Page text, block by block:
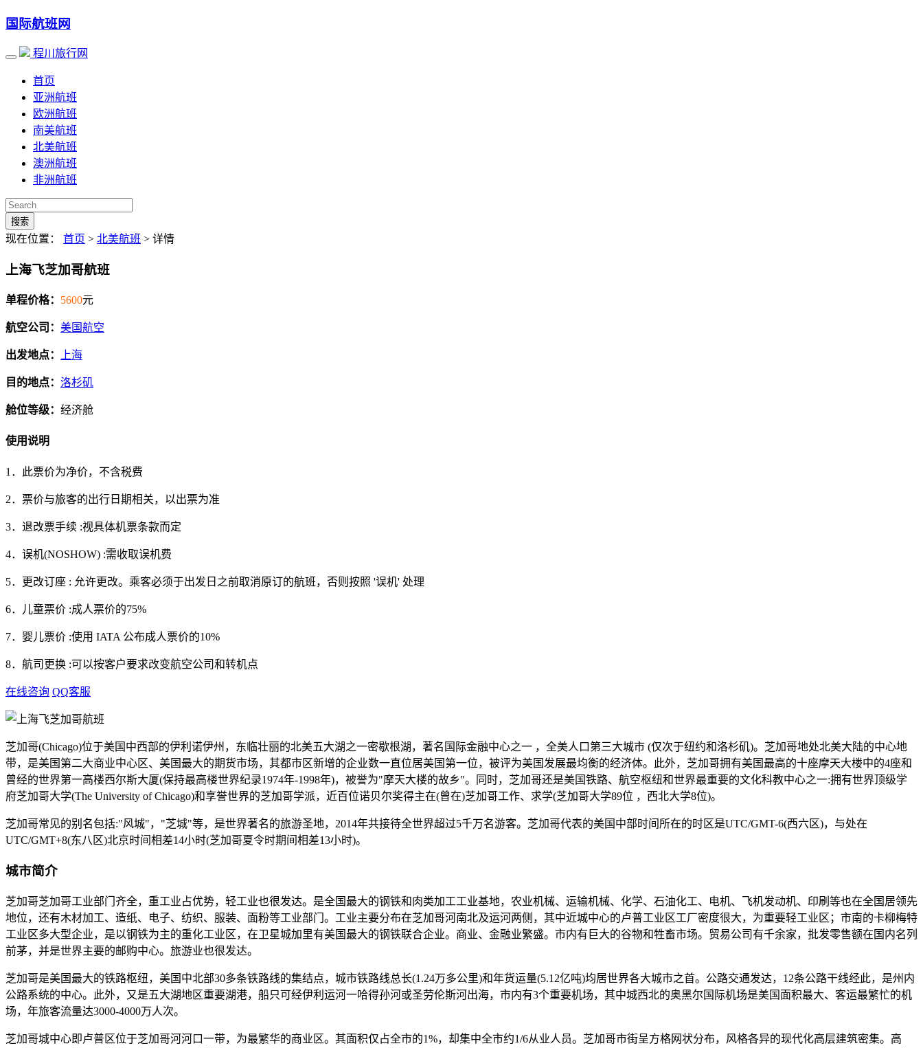
国际航班网
程川旅行网
首页
亚洲航班
欧洲航班
南美航班
北美航班
澳洲航班
非洲航班
搜索
现在位置： 首页 > 北美航班 > 详情
上海飞芝加哥航班
单程价格： 5600元
航空公司： 美国航空
出发地点： 上海
目的地点： 洛杉矶
舱位等级： 经济舱
使用说明
1．此票价为净价，不含税费
2．票价与旅客的出行日期相关，以出票为准
3．退改票手续 :视具体机票条款而定
4．误机(NOSHOW) :需收取误机费
5．更改订座 : 允许更改。乘客必须于出发日之前取消原订的航班，否则按照 '误机' 处理
6．儿童票价 :成人票价的75%
7．婴儿票价 :使用 IATA 公布成人票价的10%
8．航司更换 :可以按客户要求改变航空公司和转机点
在线咨询 QQ客服
芝加哥(Chicago)位于美国中西部的伊利诺伊州，东临壮丽的北美五大湖之一密歇根湖，著名国际金融中心之一 ，全美人口第三大城市 (仅次于纽约和洛杉矶)。芝加哥地处北美大陆的中心地
带，是美国第二大商业中心区、美国最大的期货市场，其都市区新增的企业数一直位居美国第一位，被评为美国发展最均衡的经济体。此外，芝加哥拥有美国最高的十座摩天大楼中的4座和
曾经的世界第一高楼西尔斯大厦(保持最高楼世界纪录1974年-1998年)，被誉为"摩天大楼的故乡"。同时，芝加哥还是美国铁路、航空枢纽和世界最重要的文化科教中心之一:拥有世界顶级学
府芝加哥大学(The University of Chicago)和享誉世界的芝加哥学派，近百位诺贝尔奖得主在(曾在)芝加哥工作、求学(芝加哥大学89位 ，西北大学8位)。
芝加哥常见的别名包括:"风城"，"芝城"等，是世界著名的旅游圣地，2014年共接待全世界超过5千万名游客。芝加哥代表的美国中部时间所在的时区是UTC/GMT-6(西六区)，与处在
UTC/GMT+8(东八区)北京时间相差14小时(芝加哥夏令时期间相差13小时)。
城市简介
芝加哥芝加哥工业部门齐全，重工业占优势，轻工业也很发达。是全国最大的钢铁和肉类加工工业基地，农业机械、运输机械、化学、石油化工、电机、飞机发动机、印刷等也在全国居领先
地位，还有木材加工、造纸、电子、纺织、服装、面粉等工业部门。工业主要分布在芝加哥河南北及运河两侧，其中近城中心的卢普工业区工厂密度很大，为重要轻工业区；市南的卡柳梅特
工业区多大型企业，是以钢铁为主的重化工业区，在卫星城加里有美国最大的钢铁联合企业。商业、金融业繁盛。市内有巨大的谷物和牲畜市场。贸易公司有千余家，批发零售额在国内名列
前茅，并是世界主要的邮购中心。旅游业也很发达。
芝加哥是美国最大的铁路枢纽，美国中北部30多条铁路线的集结点，城市铁路线总长(1.24万多公里)和年货运量(5.12亿吨)均居世界各大城市之首。公路交通发达，12条公路干线经此，是州内
公路系统的中心。此外，又是五大湖地区重要湖港，船只可经伊利运河一哈得孙河或圣劳伦斯河出海，市内有3个重要机场，其中城西北的奥黑尔国际机场是美国面积最大、客运最繁忙的机
场，年旅客流量达3000-4000万人次。
芝加哥城中心即卢普区位于芝加哥河河口一带，为最繁华的商业区。其面积仅占全市的1%，却集中全市约1/6从业人员。芝加哥市街呈方格网状分布，风格各异的现代化高层建筑密集。高